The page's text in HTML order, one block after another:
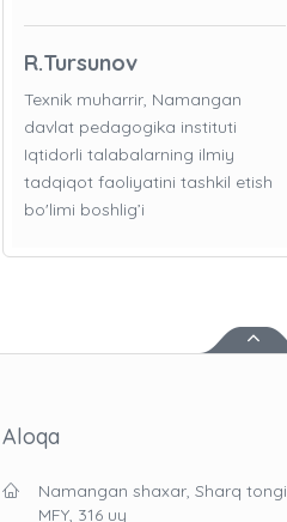
R.Tursunov
Texnik muharrir, Namangan
davlat pedagogika instituti
Iqtidorli talabalarning ilmiy
tadqiqot faoliyatini tashkil etish
bo'limi boshlig’i
Aloqa
Namangan shaxar, Sharq tongi
MFY, 316 uy